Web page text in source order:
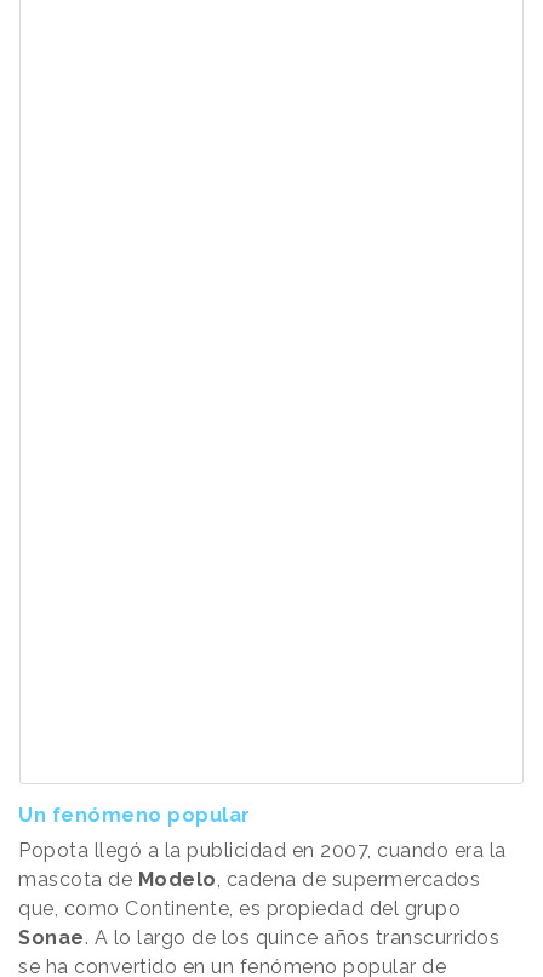
Un fenómeno popular
Popota llegó a la publicidad en 2007, cuando era la
mascota de Modelo, cadena de supermercados
que, como Continente, es propiedad del grupo
Sonae. A lo largo de los quince años transcurridos
se ha convertido en un fenómeno popular de